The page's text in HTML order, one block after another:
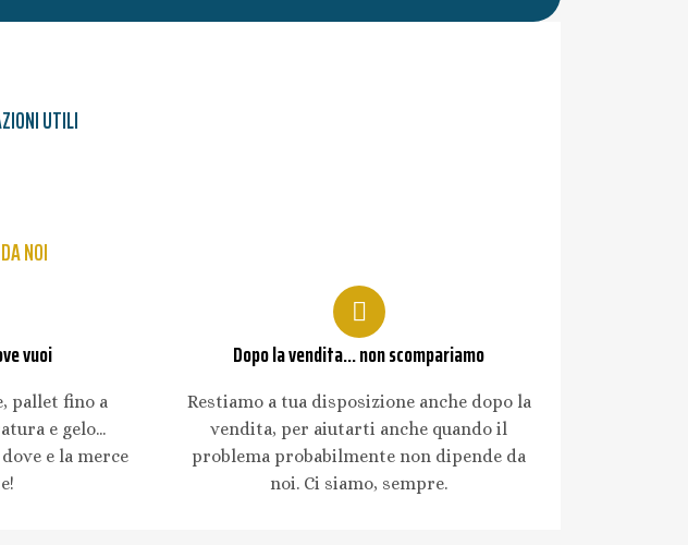
UTILI
NOI
vuoi
pallet fino a
e gelo...
e la merce
Dopo la vendita... non scompariamo
Restiamo a tua disposizione anche dopo la
vendita, per aiutarti anche quando il
problema probabilmente non dipende da
noi. Ci siamo, sempre.